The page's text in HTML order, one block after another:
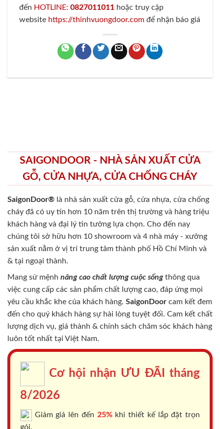
đến HOTLINE: 0827011011 hoặc truy cập
website https://thinhvuongdoor.com để nhận báo giá
SAIGONDOOR - NHÀ SẢN XUẤT CỬA
GỖ, CỬA NHỰA, CỬA CHỐNG CHÁY
SaigonDoor® là nhà sản xuất cửa gỗ, cửa nhựa, cửa chống
cháy đã có uy tín hơn 10 năm trên thị trường và hàng triệu
khách hàng và đại lý tin tưởng lựa chọn. Cho đến nay
chúng tôi sở hữu hơn 10 showroom và 4 nhà máy - xưởng
sản xuất nằm ở vị trí trung tâm thành phố Hồ Chí Minh và
& tại ngoại thành.
Mang sứ mệnh nâng cao chất lượng cuộc sốngthông qua
việc cung cấp các sản phẩm chất lượng cao, đáp ứng mọi
yêu cầu khắc khe của khách hàng. SaigonDoor cam kết đem
đến cho quý khách hàng sự hài lòng tuyệt đối. Cam kết chất
lượng dịch vụ, giá thành & chính sách chăm sóc khách hàng
luôn tốt nhất tại Việt Nam.
Cơ hội nhận ƯU ĐÃI tháng
8/2026
Giảm giá lên đến 25%khi thiết kế lắp đặt trọn
gói.